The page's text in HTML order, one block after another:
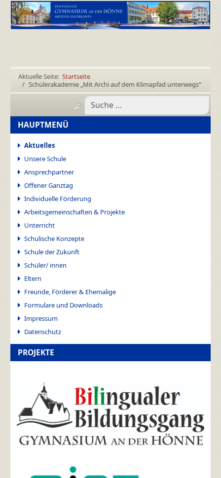
Aktuelle Seite: Startseite
Schülerakademie „Mit Archi auf dem Klimapfad unterwegs“
HAUPTMENÜ
Aktuelles
Unsere Schule
Ansprechpartner
Offener Ganztag
Individuelle Förderung
Arbeitsgemeinschaften & Projekte
Unterricht
Schulische Konzepte
Schule der Zukunft
Schüler/ innen
Eltern
Freunde, Förderer & Ehemalige
Formulare und Downloads
Impressum
Datenschutz
PROJEKTE